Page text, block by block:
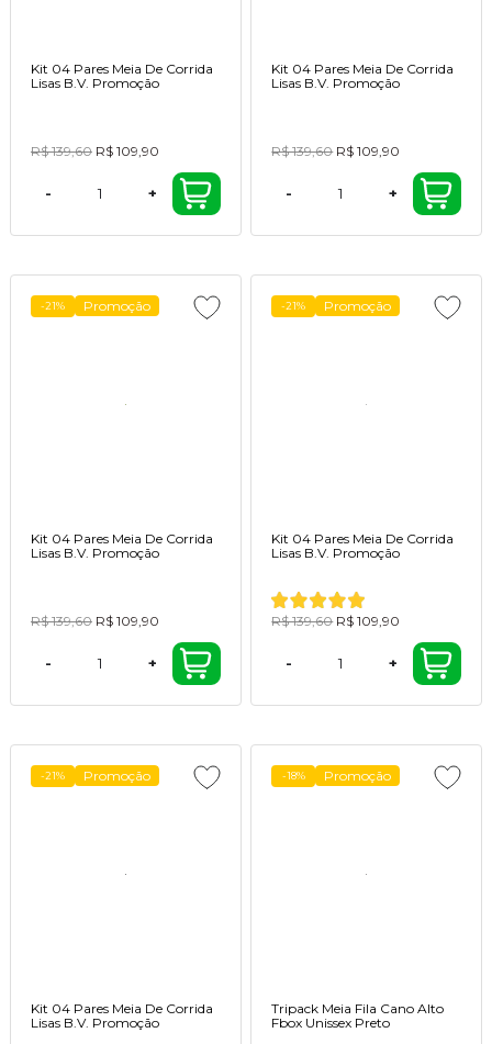
Kit 04 Pares Meia De Corrida
Lisas B.V. Promoção
R$ 139,60 R$ 109,90
- +
Kit 04 Pares Meia De Corrida
Lisas B.V. Promoção
R$ 139,60 R$ 109,90
- +
-21% Promoção
Kit 04 Pares Meia De Corrida
Lisas B.V. Promoção
R$ 139,60 R$ 109,90
- +
-21% Promoção
Kit 04 Pares Meia De Corrida
Lisas B.V. Promoção
R$ 139,60 R$ 109,90
- +
-21% Promoção
Kit 04 Pares Meia De Corrida
Lisas B.V. Promoção
-18% Promoção
Tripack Meia Fila Cano Alto
Fbox Unissex Preto